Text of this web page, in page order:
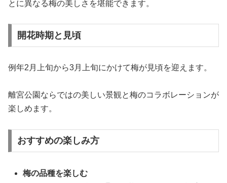
とに異なる梅の美しさを堪能できます。
開花時期と見頃
例年2月上旬から3月上旬にかけて梅が見頃を迎えます。
離宮公園ならではの美しい景観と梅のコラボレーションが
楽しめます。
おすすめの楽しみ方
梅の品種を楽しむ